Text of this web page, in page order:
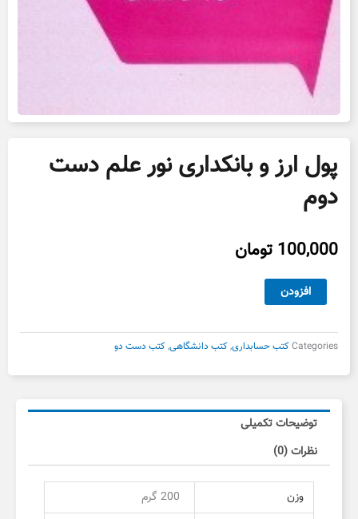
پول ارز و بانکداری نور علم دست
دوم
100,000 تومان
بانکداری
علم
دوم
افزودن
Categoriesکتب حسابداری,کتب دانشگاهی,کتب دست دو
توضیحات تکمیلی
نظرات (0)
وزن
200 گرم